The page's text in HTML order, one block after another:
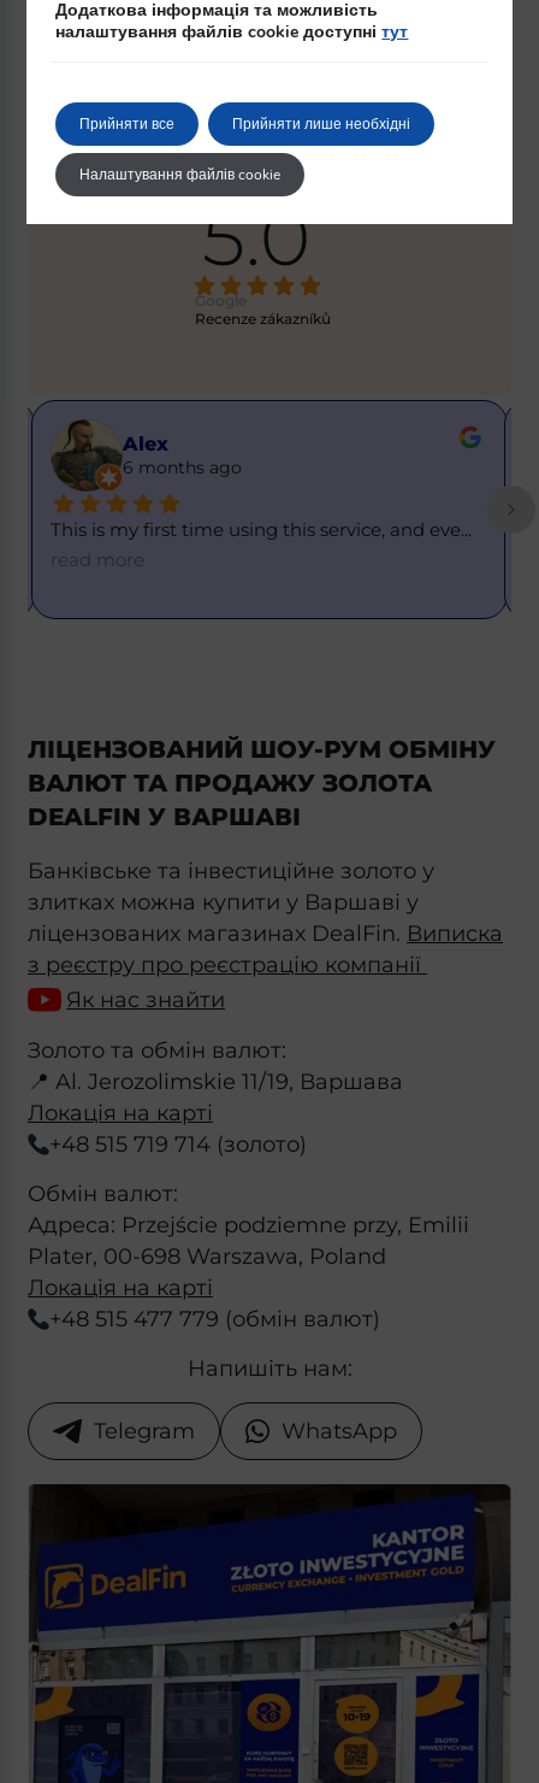
ВІДГУКИ НАШИХ
5.0
Google
Recenze zákazníků
Alex
6 months ago
This is my first time using this service, and eve...
read more
ЛІЦЕНЗОВАНИЙ ШОУ-РУМ ОБМІНУ
ВАЛЮТ ТА ПРОДАЖУ ЗОЛОТА
DEALFIN У ВАРШАВІ
Банківське та інвестиційне золото у
злитках можна купити у Варшаві у
ліцензованих магазинах DealFin. Виписка
з реєстру про реєстрацію компанії
Як нас знайти
Золото та обмін валют:
📍 Al. Jerozolimskie 11/19, Варшава
Локація на карті
+48 515 719 714 (золото)
Обмін валют:
Адреса: Przejście podziemne przy, Emilii
Plater, 00-698 Warszawa, Poland
Локація на карті
+48 515 477 779 (обмін валют)
Напишіть нам:
Telegram WhatsApp
Додаткова інформація та можливість
налаштування файлів cookie доступнітут
Прийняти все Прийняти лише необхідні
Налаштування файлів cookie